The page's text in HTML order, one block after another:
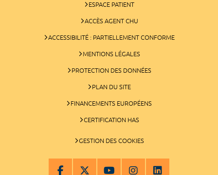
ESPACE PATIENT
ACCÈS AGENT CHU
ACCESSIBILITÉ : PARTIELLEMENT CONFORME
MENTIONS LÉGALES
PROTECTION DES DONNÉES
PLAN DU SITE
FINANCEMENTS EUROPÉENS
CERTIFICATION HAS
GESTION DES COOKIES